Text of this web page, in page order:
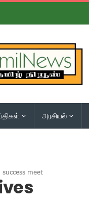
அரசியல்
meet